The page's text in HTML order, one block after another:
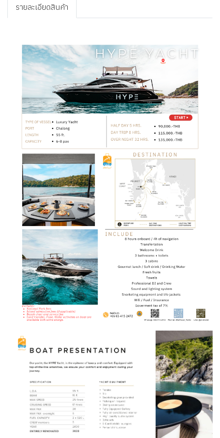
รายละเอียดสินค้า